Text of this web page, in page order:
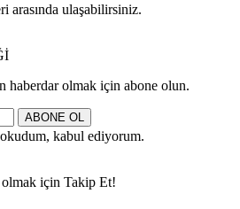
arasında ulaşabilirsiniz.
haberdar olmak için abone olun.
ABONE OL
kabul ediyorum.
için Takip Et!